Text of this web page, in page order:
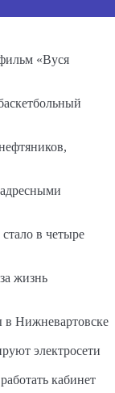
«Вуся
в четыре
жизнь
в Нижневартовске
электросети
кабинет